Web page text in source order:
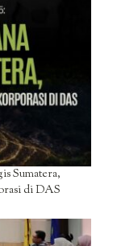
Sumatera,
di DAS